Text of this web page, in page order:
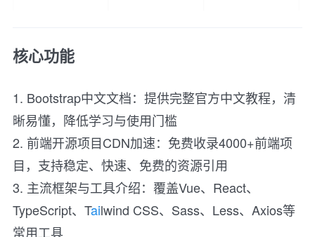
核心功能
1. Bootstrap中文文档：提供完整官方中文教程，清
晰易懂，降低学习与使用门槛
2. 前端开源项目CDN加速：免费收录4000+前端项
目，支持稳定、快速、免费的资源引用
3. 主流框架与工具介绍：覆盖Vue、React、
TypeScript、Tailwind CSS、Sass、Less、Axios等
常用工具